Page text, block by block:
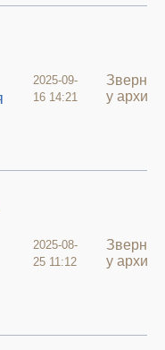
2025-09-
16 14:21
у архиві
2025-08-
25 11:12
у архиві